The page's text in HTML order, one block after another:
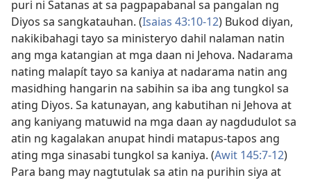
puri ni Satanas at sa pagpapabanal sa pangalan ng
Diyos sa sangkatauhan. (Isaias 43:10-12) Bukod diyan,
nakikibahagi tayo sa ministeryo dahil nalaman natin
ang mga katangian at mga daan ni Jehova. Nadarama
nating malapít tayo sa kaniya at nadarama natin ang
masidhing hangarin na sabihin sa iba ang tungkol sa
ating Diyos. Sa katunayan, ang kabutihan ni Jehova at
ang kaniyang matuwid na mga daan ay nagdudulot sa
atin ng kagalakan anupat hindi matapus-tapos ang
ating mga sinasabi tungkol sa kaniya. (Awit 145:7-12)
Para bang may nagtutulak sa atin na purihin siya at